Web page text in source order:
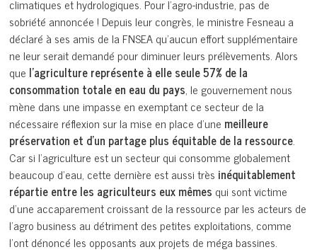
climatiques et hydrologiques. Pour l’agro-industrie, pas de
sobriété annoncée ! Depuis leur congrès, le ministre Fesneau a
déclaré à ses amis de la FNSEA qu’aucun effort supplémentaire
ne leur serait demandé pour diminuer leurs prélèvements. Alors
que l’agriculture représente à elle seule 57% de la
consommation totale en eau du pays, le gouvernement nous
mène dans une impasse en exemptant ce secteur de la
nécessaire réflexion sur la mise en place d’une meilleure
préservation et d’un partage plus équitable de la ressource.
Car si l’agriculture est un secteur qui consomme globalement
beaucoup d’eau, cette dernière est aussi très inéquitablement
répartie entre les agriculteurs eux mêmes qui sont victime
d’une accaparement croissant de la ressource par les acteurs de
l’agro business au détriment des petites exploitations, comme
l’ont dénoncé les opposants aux projets de méga bassines.